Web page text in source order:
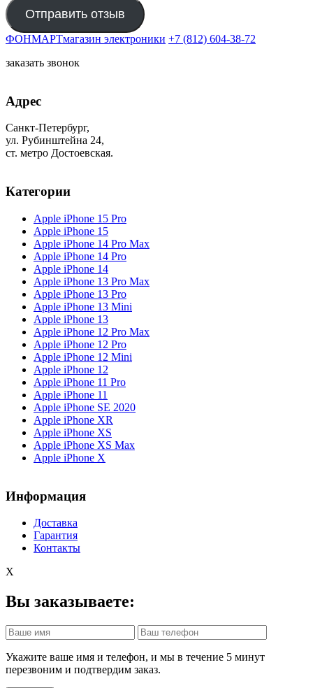
Отправить отзыв
ФОНМАРТмагазин электроники +7 (812) 604-38-72
заказать звонок
Адрес
Санкт-Петербург,
ул. Рубинштейна 24,
ст. метро Достоевская.
Категории
Apple iPhone 15 Pro
Apple iPhone 15
Apple iPhone 14 Pro Max
Apple iPhone 14 Pro
Apple iPhone 14
Apple iPhone 13 Pro Max
Apple iPhone 13 Pro
Apple iPhone 13 Mini
Apple iPhone 13
Apple iPhone 12 Pro Max
Apple iPhone 12 Pro
Apple iPhone 12 Mini
Apple iPhone 12
Apple iPhone 11 Pro
Apple iPhone 11
Apple iPhone SE 2020
Apple iPhone XR
Apple iPhone XS
Apple iPhone XS Max
Apple iPhone X
Информация
Доставка
Гарантия
Контакты
X
Вы заказываете:
Укажите ваше имя и телефон, и мы в течение 5 минут
перезвоним и подтвердим заказ.